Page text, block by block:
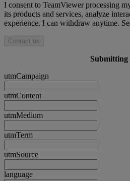
I consent to TeamViewer processing
its products and services, analyze
experience. I can withdraw anytime.
Contact us
Submitting
utmCampaign
utmContent
utmMedium
utmTerm
utmSource
language